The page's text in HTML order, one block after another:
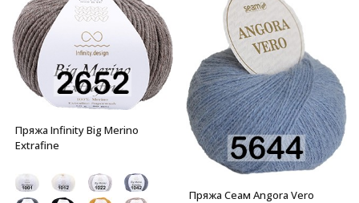
Пряжа Infinity Big Merino
Extrafine
Пряжа Сеам Angora Vero